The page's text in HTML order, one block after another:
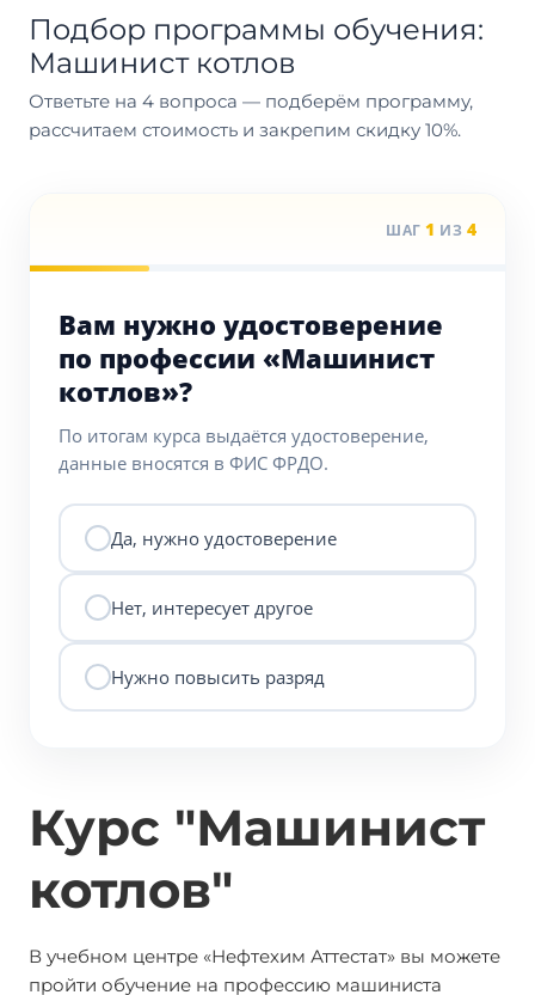
Подбор программы обучения:
Машинист котлов
Ответьте на 4 вопроса — подберём программу,
рассчитаем стоимость и закрепим скидку 10%.
ШАГ 1 ИЗ 4
Вам нужно удостоверение
по профессии «Машинист
котлов»?
По итогам курса выдаётся удостоверение,
данные вносятся в ФИС ФРДО.
Да, нужно удостоверение
Нет, интересует другое
Нужно повысить разряд
Курс "Машинист
котлов"
В учебном центре «Нефтехим Аттестат» вы можете
пройти обучение на профессию машиниста